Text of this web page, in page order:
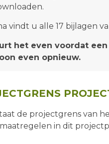
vindt u alle 17 bijlagen
het even voordat
even opnieuw.
de projectgrens van
in dit